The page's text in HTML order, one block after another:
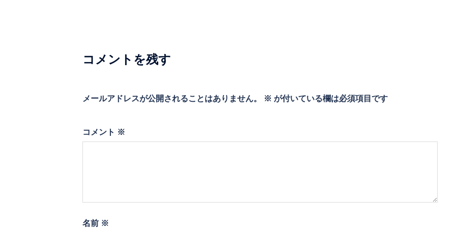
コメントを残す
メールアドレスが公開されることはありません。 ※ が付いている欄は必須項目です
コメント ※
名前 ※